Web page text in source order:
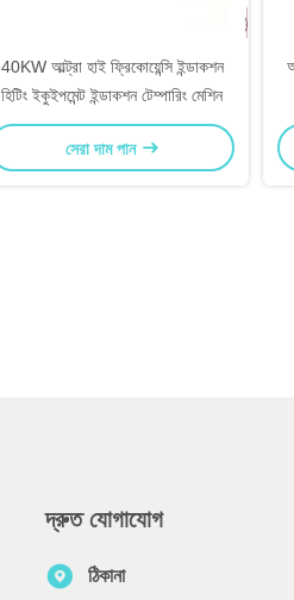
40KW আল্ট্রা হাই ফ্রিকোয়েন্সি ইন্ডাকশন
হিটিং ইকুইপমেন্ট ইন্ডাকশন টেম্পারিং মেশিন
সেরা দাম পান
দ্রুত যোগাযোগ
ঠিকানা